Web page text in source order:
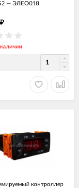
— ЭЛЕО018
₽
контроллер